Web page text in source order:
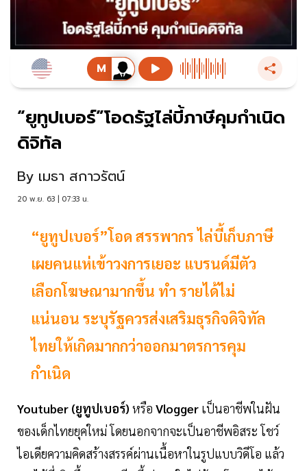
“ยูทูปเบอร์”โอดรัฐไล่บี้ภาษีคุมกำเนิด
ดิจิทัล
By เมธา สกาวรัตน์
20 พ.ย. 63 | 07:33 น.
“ยูทูปเบอร์”โอด สรรพากร ไล่บี้เก็บภาษี
เผยคนแห่เข้าวงการเยอะ แบรนด์มีตัว
เลือกโฆษณามากขึ้น ทำ รายได้ไม่
แน่นอน ระบุรัฐควรส่งเสริมธุรกิจดิจิทัล
ไทยให้เกิดมากกว่าออกมาตรการคุม
กำเนิด
Youtuber (ยูทูปเบอร์) หรือ Vlogger เป็นอาชีพในฝัน
ของเด็กไทยยุคใหม่ โดยนอกจากจะเป็นอาชีพอิสระ โชว์
ไอเดียความคิดสร้างสรรค์ผ่านเนื้อหาในรูปแบบวิดีโอ แล้ว